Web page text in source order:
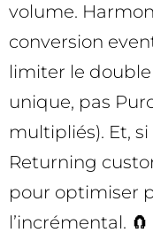
volume.
conversion
limiter le
unique, pas
multipliés). Et,
Returning
pour optimiser
l’incrémental. 🧲